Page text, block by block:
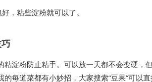
，粘些淀粉就可以了。
粘淀粉防止粘手。可以放一天都不会变硬，
的每道菜都有小妙招，大家搜索“豆果”可以